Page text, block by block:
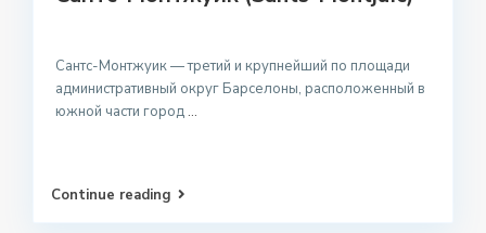
Сантс-Монтжуик — третий и крупнейший по площади
административный округ Барселоны, расположенный в
южной части город ...
Continue reading